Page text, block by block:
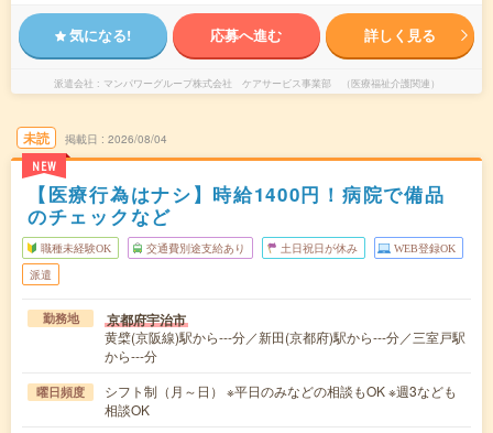
気になる! 応募へ進む 詳しく見る
派遣会社 マンパワーグループ株式会社 ケアサービス事業部 （医療福祉介護関連）
未読
NEW
掲載日 2026/08/04
【医療行為はナシ】時給1400円！病院で備品
のチェックなど
職種未経験OK 交通費別途支給あり 土日祝日が休み WEB登録OK
派遣
勤務地 京都府宇治市
黄檗(京阪線)駅から---分／新田(京都府)駅から---分／三室戸駅
から---分
曜日頻度
シフト制（月～日） ※平日のみなどの相談もOK ※週3なども
相談OK